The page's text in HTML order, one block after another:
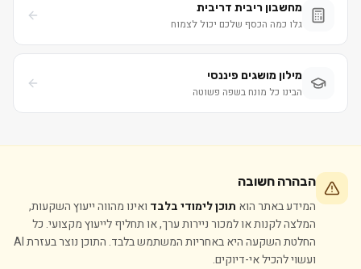
מחשבון ריבית דריבית
גלו כמה הכסף שלכם יכול לצמוח
מילון מושגים פיננסי
הבינו כל מונח בשפה פשוטה
הבהרה חשובה
המידע באתר הוא תוכן לימודי בלבד ואינו מהווה ייעוץ השקעות,
המלצה לקנות או למכור ניירות ערך, או תחליף לייעוץ מקצועי. כל
החלטת השקעה היא באחריות המשתמש בלבד. התוכן נוצר בעזרת AI
ועשוי להכיל אי-דיוקים.